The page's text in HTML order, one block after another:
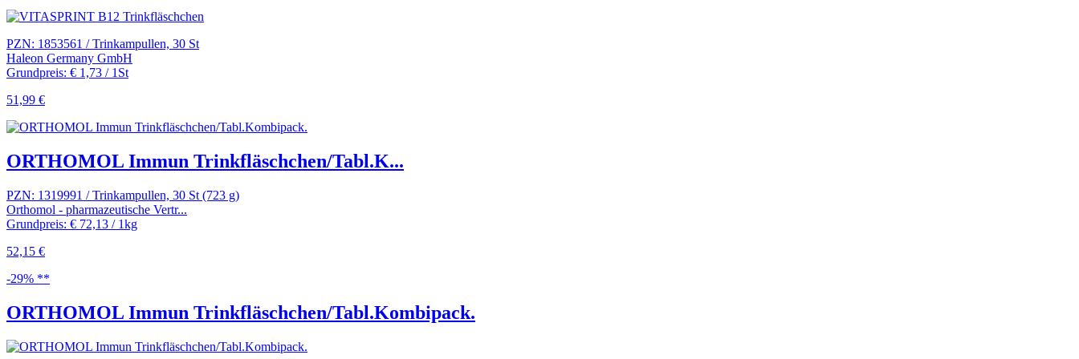
PZN: 1853561 / Trinkampullen, 30 St
Haleon Germany GmbH
Grundpreis: € 1,73 / 1St
51,99 €
ORTHOMOL Immun Trinkfläschchen/Tabl.K...
PZN: 1319991 / Trinkampullen, 30 St (723 g)
Orthomol - pharmazeutische Vertr...
Grundpreis: € 72,13 / 1kg
52,15 €
-29% **
ORTHOMOL Immun Trinkfläschchen/Tabl.Kombipack.